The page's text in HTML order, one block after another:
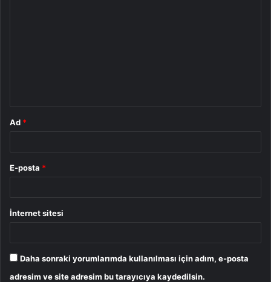
Ad *
E-posta *
İnternet sitesi
Daha sonraki yorumlarımda kullanılması için adım, e-posta
adresim ve site adresim bu tarayıcıya kaydedilsin.